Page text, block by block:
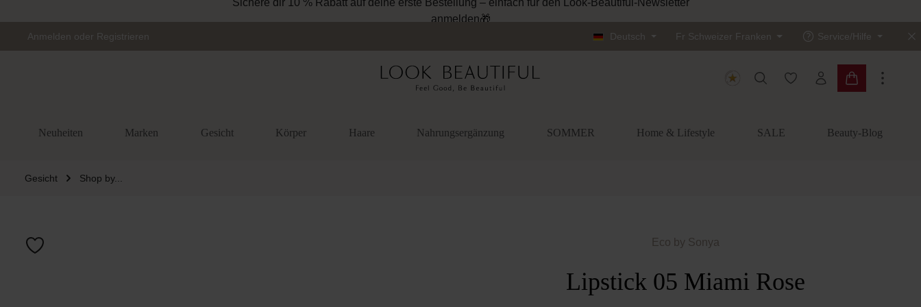
Sichere dir 10 % Rabatt auf deine erste Bestellung – einfach für den Look-Beautiful-Newsletter
anmelden🎁
Anmelden oder Registrieren Deutsch Fr Schweizer Franken Service/Hilfe
Du hast 0 Produkte auf
Warenkorb
Neuheiten Marken Gesicht Körper Haare Nahrungsergänzung SOMMER Home & Lifestyle SALE Beauty-Blog
Gesicht Shop by...
Eco by Sonya
Lipstick 05 Miami Rose